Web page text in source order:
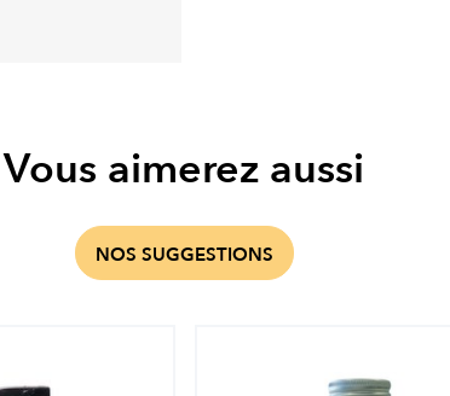
Vous aimerez aussi
NOS SUGGESTIONS